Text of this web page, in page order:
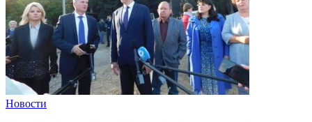
Новости